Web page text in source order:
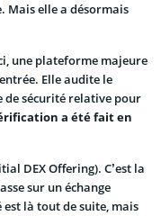
Mais elle a désormais
une plateforme majeure
Elle audite le
de sécurité relative pour
a été fait en
DEX Offering). C’est la
sur un échange
là tout de suite, mais